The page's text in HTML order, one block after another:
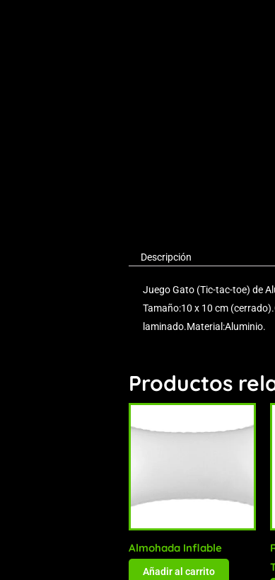
Descripción
Juego Gato (Tic-tac-toe) de
Tamaño:10 x 10 cm
laminado.Material:Aluminio.
Productos
Almohada Inflable
Añadir al carrito